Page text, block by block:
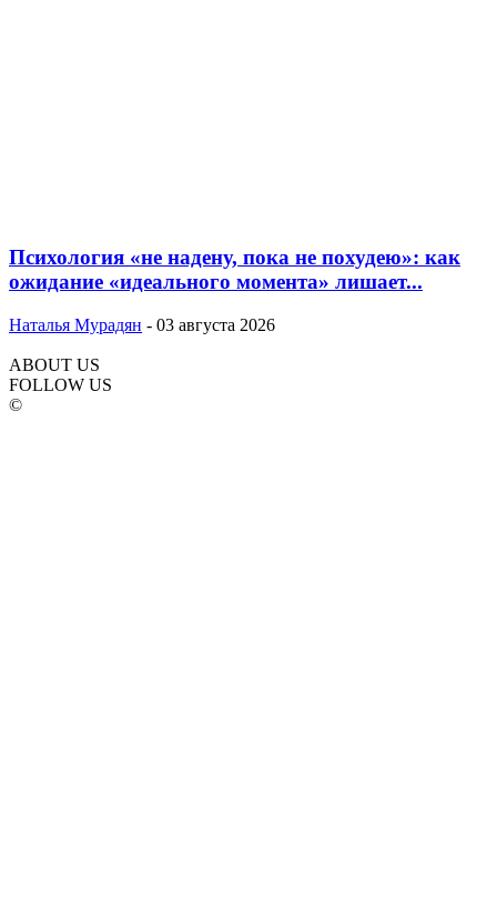
Психология «не надену, пока не похудею»: как
ожидание «идеального момента» лишает...
Наталья Мурадян - 03 августа 2026
ABOUT US
FOLLOW US
©